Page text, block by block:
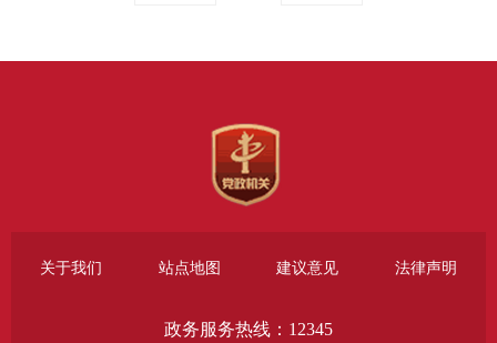
关于我们 站点地图 建议意见 法律声明
政务服务热线：12345